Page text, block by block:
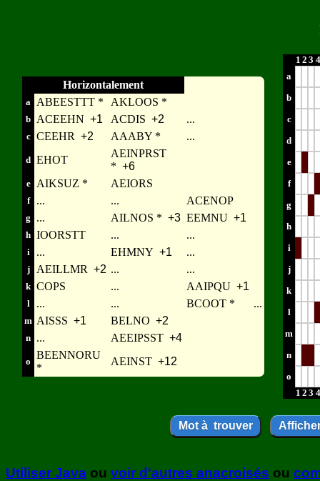
Horizontalement
a ABEESTTT * AKLOOS *
b ACEEHN +1 ACDIS +2 ...
c CEEHR +2 AAABY * ...
d EHOT
AEINPRST
* +6
e AIKSUZ * AEIORS
f ... ... ACENOP
g ... AILNOS * +3 EEMNU +1
h IOORSTT ... ...
i ... EHMNY +1 ...
j AEILLMR +2 ... ...
k COPS ... AAIPQU +1
l ... ... BCOOT * ...
m AISSS +1 BELNO +2
n ... AEEIPSST +4
o
BEENNORU
*
AEINST +12
1 2 3 4
a
b
c
d
e
f
g
h
i
j
k
l
m
n
o
1 2 3 4
Utiliser Java ou voir d'autres anacroisés ou